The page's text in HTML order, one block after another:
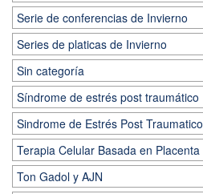
Serie de conferencias de Invierno
Series de platicas de Invierno
Sin categoría
Síndrome de estrés post traumático
Sindrome de Estrés Post Traumatico
Terapia Celular Basada en Placenta
Ton Gadol y AJN